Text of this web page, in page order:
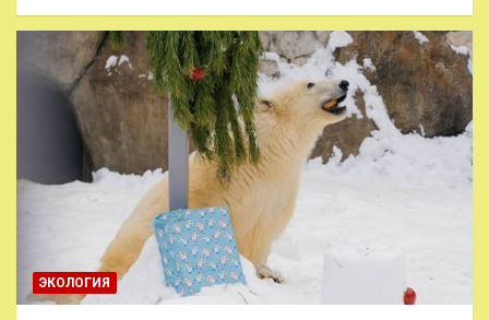
ЭКОЛОГИЯ